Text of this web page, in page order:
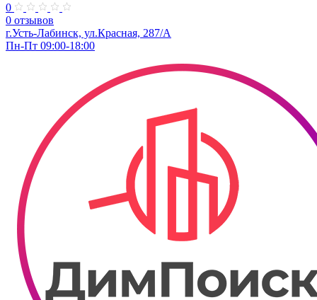
0
0 отзывов
г.Усть-Лабинск, ул.Красная, 287/А
Пн-Пт 09:00-18:00